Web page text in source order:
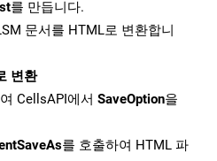
를 만듭니다.
문서를 HTML로 변환합니
변환
CellsAPI에서 SaveOption을
를 호출하여 HTML 파